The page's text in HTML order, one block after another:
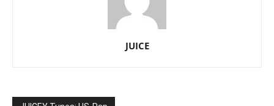
JUICE